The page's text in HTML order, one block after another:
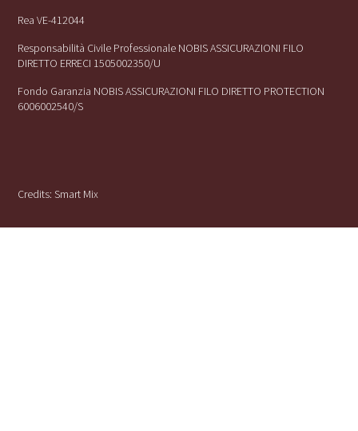
Rea VE-412044
Responsabilità Civile Professionale NOBIS ASSICURAZIONI FILO
DIRETTO ERRECI 1505002350/U
Fondo Garanzia NOBIS ASSICURAZIONI FILO DIRETTO PROTECTION
6006002540/S
Credits:Smart Mix